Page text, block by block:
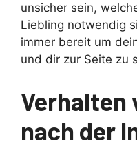
unsicher sein,
Liebling notwendig
immer bereit um
und dir zur Seite zu
Verhalten
nach der